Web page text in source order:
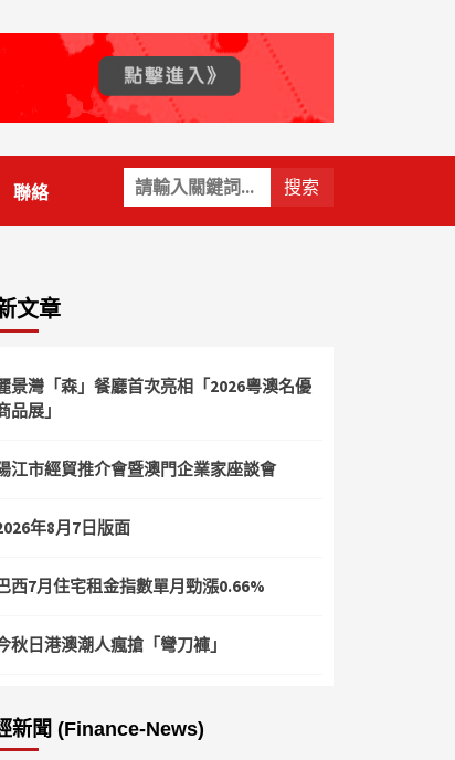
關
鍵
字:
聯絡
文章
景灣「森」餐廳首次亮相「2026粵澳名優
品展」
江市經貿推介會暨澳門企業家座談會
年8月7日版面
西7月住宅租金指數單月勁漲0.66%
秋日港澳潮人瘋搶「彎刀褲」
新聞 (Finance-News)